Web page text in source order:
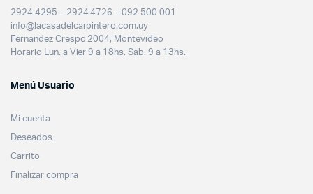
2924 4295 – 2924 4726 – 092 500 001
info@lacasadelcarpintero.com.uy
Fernandez Crespo 2004, Montevideo
Horario Lun. a Vier 9 a 18hs. Sab. 9 a 13hs.
Menú Usuario
Mi cuenta
Deseados
Carrito
Finalizar compra